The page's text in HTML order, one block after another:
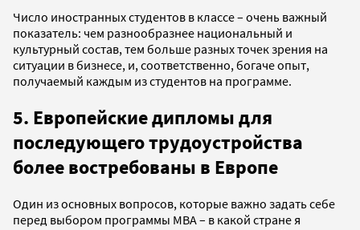
Число иностранных студентов в классе – очень важный
показатель: чем разнообразнее национальный и
культурный состав, тем больше разных точек зрения на
ситуации в бизнесе, и, соответственно, богаче опыт,
получаемый каждым из студентов на программе.
5. Европейские дипломы для
последующего трудоустройства
более востребованы в Европе
Один из основных вопросов, которые важно задать себе
перед выбором программы MBA – в какой стране я